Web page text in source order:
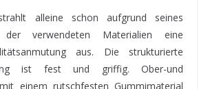
alleine schon aufgrund seines
verwendeten Materialien eine
aus. Die strukturierte
ist fest und griffig. Ober-und
einem rutschfesten Gummimaterial